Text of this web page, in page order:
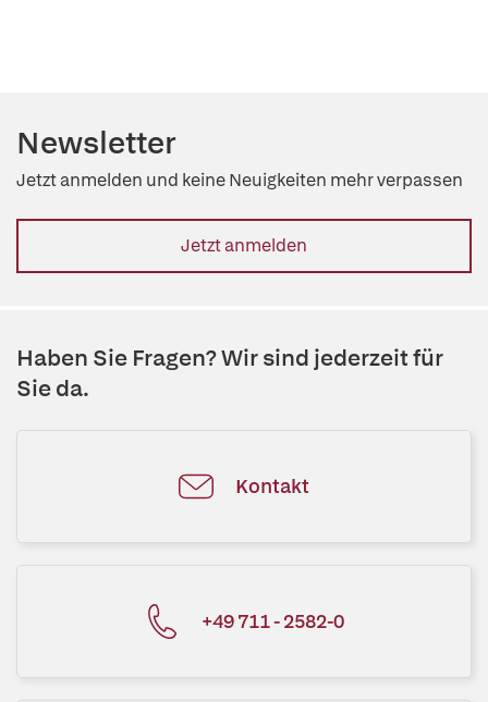
Newsletter
Jetzt anmelden und keine Neuigkeiten mehr verpassen
Jetzt anmelden
Haben Sie Fragen? Wir sind jederzeit für
Sie da.
Kontakt
+49 711 - 2582-0